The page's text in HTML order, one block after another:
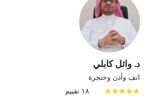
اختبارات المعمل
المفضلة
تسجيل الخروج
المقالات الطبية
د. وائل كابلي
انف وأذن وحنجرة
١٨ تقييم